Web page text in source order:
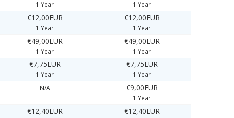
1 Year 1 Year
€12,00EUR
1 Year
€12,00EUR
1 Year
€49,00EUR
1 Year
€49,00EUR
1 Year
€7,75EUR
1 Year
€7,75EUR
1 Year
N/A €9,00EUR
1 Year
€12,40EUR €12,40EUR